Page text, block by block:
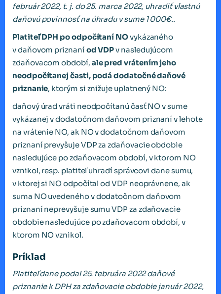
február 2022, t. j. do 25. marca 2022, uhradiť vlastnú
daňovú povinnosť na úhradu v sume 1 000€..
Platiteľ DPH po odpočítaní NOvykázaného
v daňovom priznaní od VDPv nasledujúcom
zdaňovacom období, ale pred vrátením jeho
neodpočítanej časti, podá dodatočné daňové
priznanie, ktorým si znižuje uplatnený NO:
daňový úrad vráti neodpočítanú časť NO v sume
vykázanej v dodatočnom daňovom priznaní v lehote
na vrátenie NO, ak NO v dodatočnom daňovom
priznaní prevyšuje VDP za zdaňovacie obdobie
nasledujúce po zdaňovacom období, v ktorom NO
vznikol, resp. platiteľ uhradí správcovi dane sumu,
v ktorej si NO odpočítal od VDP neoprávnene, ak
suma NO uvedeného v dodatočnom daňovom
priznaní neprevyšuje sumu VDP za zdaňovacie
obdobie nasledujúce po zdaňovacom období, v
ktorom NO vznikol.
Príklad
Platiteľ dane podal 25. februára 2022 daňové
priznanie k DPH za zdaňovacie obdobie január 2022,